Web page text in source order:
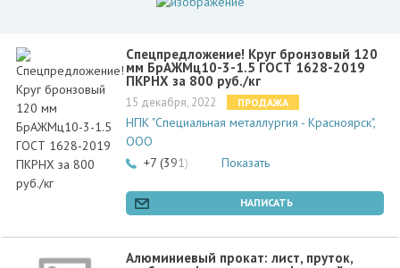
Спецпредложение! Круг бронзовый 120
мм БрАЖМц10-3-1.5 ГОСТ 1628-2019
ПКРНХ за 800 руб./кг
15 декабря, 2022 ПРОДАЖА
НПК "Специальная металлургия - Красноярск",
ООО
+7 (391) 228-73-27
Показать
НАПИСАТЬ
Алюминиевый прокат: лист, пруток,